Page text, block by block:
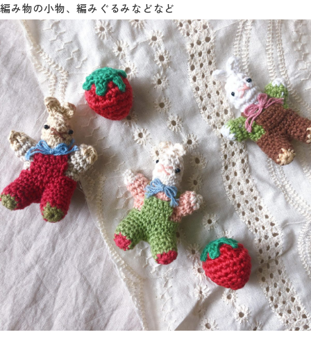
編み物の小物、編みぐるみなどなど